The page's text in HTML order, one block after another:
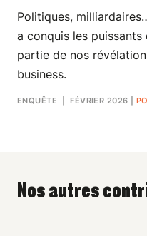
Politiques,
a conquis les
partie de nos
business.
ENQUÊTE | FÉVRIER 2026
Nos autres